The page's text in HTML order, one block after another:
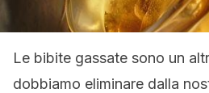
Le bibite gassate sono un
dobbiamo eliminare dalla